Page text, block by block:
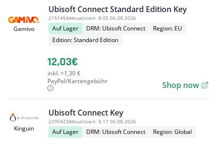
Gamivo
Ubisoft Connect Standard Edition Key
2151454Aktualisiert: 8:05 06.08.2026
Auf Lager DRM: Ubisoft Connect
Region: EU
Edition: Standard Edition
12,03€
inkl. ≈1,30 €
PayPal/Kartengebühr
Shop now
Kinguin
Ubisoft Connect Key
2295423Aktualisiert: 8:17 06.08.2026
Auf Lager DRM: Ubisoft Connect Region: Global